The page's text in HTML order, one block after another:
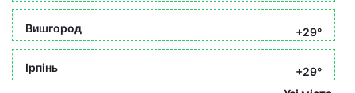
Вишгород +29°
Ірпінь
+29°